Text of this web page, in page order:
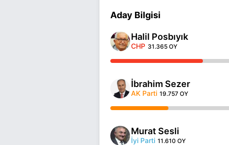
Aday Bilgisi
Halil Posbıyık
CHP 31.365 OY
İbrahim Sezer
AK Parti 19.757 OY
Murat Sesli
İyi Parti 11.610 OY